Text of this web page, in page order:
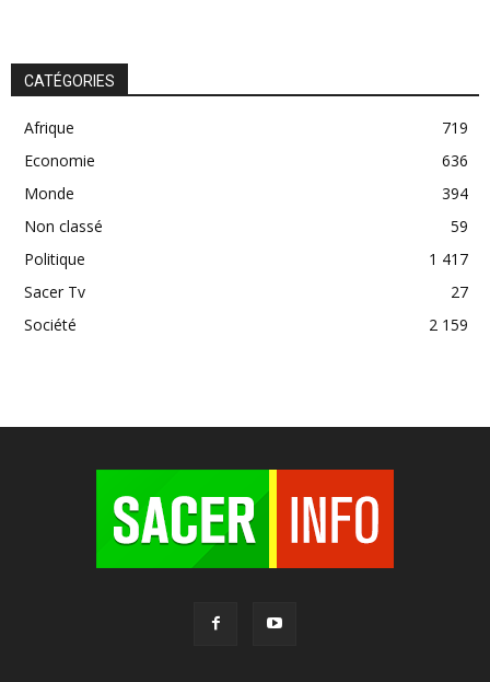
CATÉGORIES
Afrique
719
Economie
636
Monde
394
Non classé
59
Politique
1 417
Sacer Tv
27
Société
2 159